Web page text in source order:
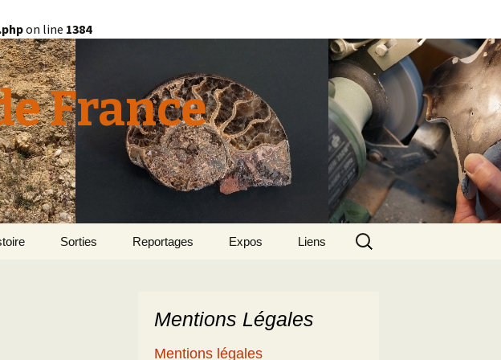
on line 1384
France
Sorties Reportages
Henri
Le patrimoine
Expos Liens
Rechercher :
Mentions Légales
Mentions légales